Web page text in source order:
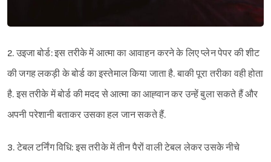
2. उइजा बोर्ड: इस तरीके में आत्मा का आवाहन करने के लिए प्लेन पेपर की शीट
की जगह लकड़ी के बोर्ड का इस्तेमाल किया जाता है. बाकी पूरा तरीका वही होता
है. इस तरीके में बोर्ड की मदद से आत्मा का आह्‍वान कर उन्हें बुला सकते हैं और
अपनी परेशानी बताकर उसका हल जान सकते हैं.
3. टेबल टर्निंग विधि: इस तरीके में तीन पैरों वाली टेबल लेकर उसके नीचे